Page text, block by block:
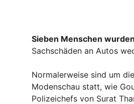
Sieben Menschen
Sachschäden an Autos
Normalerweise sind um
Modenschau statt, wie
Polizeichefs von Surat